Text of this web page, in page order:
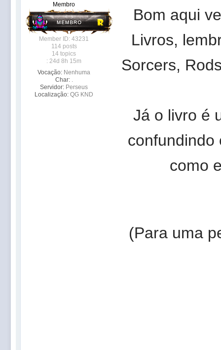
Membro
Member ID: 43231
114 posts
14 topics
: 24d 8h 15m
Vocação: Nenhuma
Char: .
Servidor: Perseus
Localização: QG KND
Bom aqui
Livros,
Sorcers,
Já o livro é
como
(Para uma